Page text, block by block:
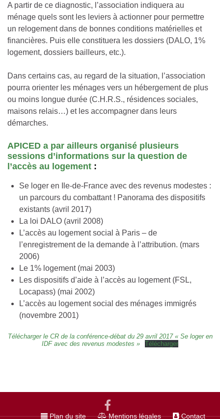
A partir de ce diagnostic, l’association indiquera au
ménage quels sont les leviers à actionner pour permettre
un relogement dans de bonnes conditions matérielles et
financières. Puis elle constituera les dossiers (DALO, 1%
logement, dossiers bailleurs, etc.).
Dans certains cas, au regard de la situation, l’association
pourra orienter les ménages vers un hébergement de plus
ou moins longue durée (C.H.R.S., résidences sociales,
maisons relais…) et les accompagner dans leurs
démarches.
APICED a par ailleurs organisé plusieurs
sessions d’informations sur la question de
l’accès au logement :
Se loger en Ile-de-France avec des revenus modestes :
un parcours du combattant ! Panorama des dispositifs
existants (avril 2017)
La loi DALO (avril 2008)
L’accès au logement social à Paris – de
l’enregistrement de la demande à l’attribution. (mars
2006)
Le 1% logement (mai 2003)
Les dispositifs d’aide à l’accès au logement (FSL,
Locapass) (mai 2002)
L’accès au logement social des ménages immigrés
(novembre 2001)
Télécharger le CR de la conférence-débat du 29 avril 2017 « Se loger en
IDF avec des revenus modestes »
Télécharger
Plan du site Mentions légales Contact